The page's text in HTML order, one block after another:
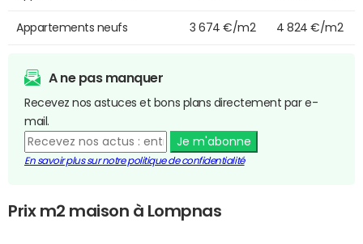
Appartements neufs 3 674 €/m2 4 824 €/m2
A ne pas manquer
Recevez nos astuces et bons plans directement par e-
mail.
Je m'abonne
En savoir plus sur notre politique de confidentialité
Prix m2 maison à Lompnas